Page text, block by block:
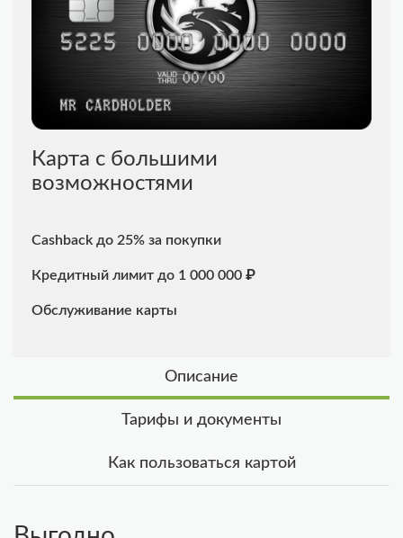
Карта с большими
возможностями
Cashback до 25% за покупки
Кредитный лимит до 1 000 000 ₽
Обслуживание карты
Описание
Тарифы и документы
Как пользоваться картой